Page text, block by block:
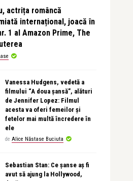
actrița româncă
internațional, joacă în
1 al Amazon Prime, The
Vanessa Hudgens, vedetă a
filmului “A doua șansă”, alături
de Jennifer Lopez: Filmul
acesta va oferi femeilor și
fetelor mai multă încredere în
ele
de Alice Năstase Buciuta
Sebastian Stan: Ce șanse aș fi
avut să ajung la Hollywood,